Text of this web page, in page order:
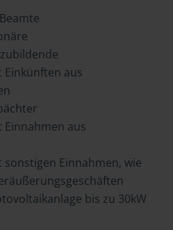
aus
aus
Einnahmen, wie
bis zu 30kW